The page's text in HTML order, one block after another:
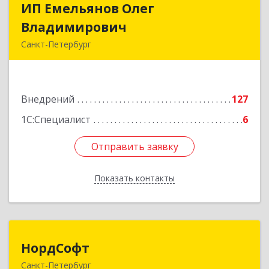
ИП Емельянов Олег
Владимирович
Санкт-Петербург
Внедрений
127
1С:Специалист
6
Отправить заявку
Показать контакты
ИП Емельянов Олег
Подробнее
Отправить заявку
Назад
НордСофт
Санкт-Петербург